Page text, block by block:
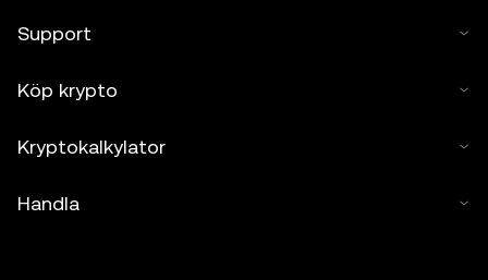
Support
Köp krypto
Kryptokalkylator
Handla